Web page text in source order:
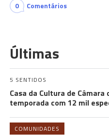
0 Comentários
Últimas
5 SENTIDOS
Casa da Cultura de Câmara
temporada com 12 mil
COMUNIDADES